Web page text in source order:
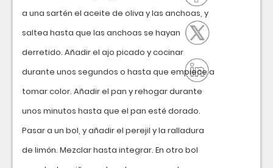
a una sartén el aceite de oliva y las anchoas, y
saltea hasta que las anchoas se hayan
derretido. Añadir el ajo picado y cocinar
durante unos segundos o hasta que empiece a
tomar color. Añadir el pan y rehogar durante
unos minutos hasta que el pan esté dorado.
Pasar a un bol, y añadir el perejil y la ralladura
de limón. Mezclar hasta integrar. En otro bol